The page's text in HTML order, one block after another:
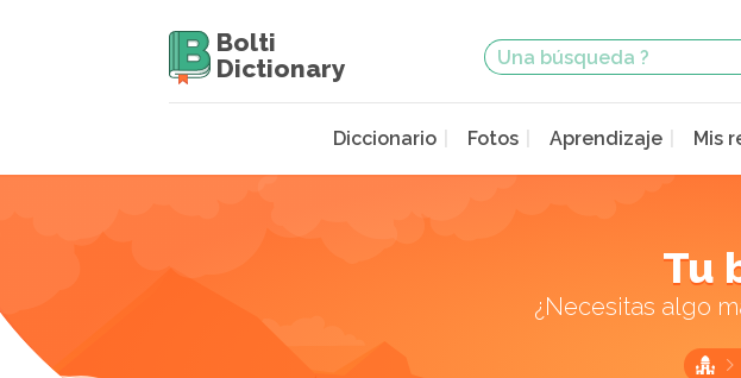
Bolti
Dictionary
Diccionario Fotos Aprendizaje Mis
Tu
¿Necesitas algo